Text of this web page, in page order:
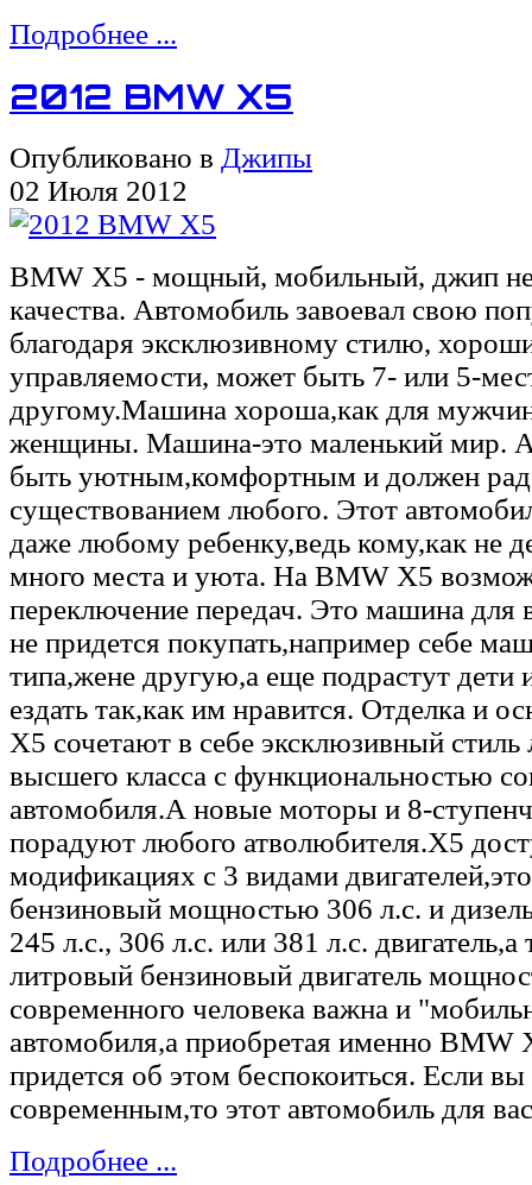
Подробнее ...
2012 BMW X5
Опубликовано в Джипы
02 Июля 2012
BMW X5 - мощный, мобильный, джип
качества. Автомобиль завоевал свою
благодаря эксклюзивному стилю,
управляемости, может быть 7- или 5-
другому.Машина хороша,как для
женщины. Машина-это маленький мир.
быть уютным,комфортным и должен
существованием любого. Этот
даже любому ребенку,ведь кому,как не
много места и уюта. На BMW X5
переключение передач. Это машина для
не придется покупать,например себе
типа,жене другую,а еще подрастут дети
ездать так,как им нравится. Отделка и
X5 сочетают в себе эксклюзивный стиль
высшего класса с функциональностью
автомобиля.А новые моторы и 8-
порадуют любого атволюбителя.X5
модификациях с 3 видами
бензиновый мощностью 306 л.с. и
245 л.с., 306 л.с. или 381 л.с. двигатель,а
литровый бензиновый двигатель
современного человека важна и
автомобиля,а приобретая именно BMW
придется об этом беспокоиться. Если вы
современным,то этот автомобиль для
Подробнее ...